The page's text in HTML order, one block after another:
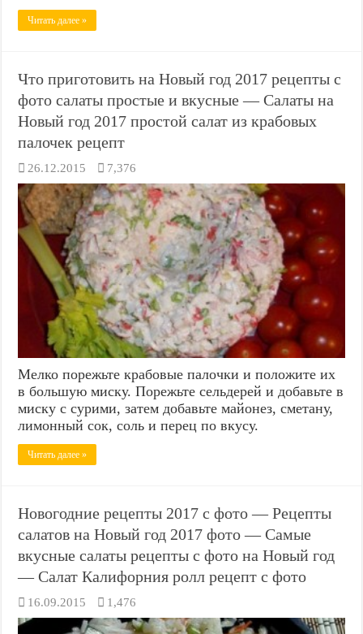
Читать далее »
Что приготовить на Новый год 2017 рецепты с
фото салаты простые и вкусные — Салаты на
Новый год 2017 простой салат из крабовых
палочек рецепт
26.12.2015 7,376
Мелко порежьте крабовые палочки и положите их
в большую миску. Порежьте сельдерей и добавьте в
миску с сурими, затем добавьте майонез, сметану,
лимонный сок, соль и перец по вкусу.
Читать далее »
Новогодние рецепты 2017 с фото — Рецепты
салатов на Новый год 2017 фото — Самые
вкусные салаты рецепты с фото на Новый год
— Салат Калифорния ролл рецепт с фото
16.09.2015 1,476